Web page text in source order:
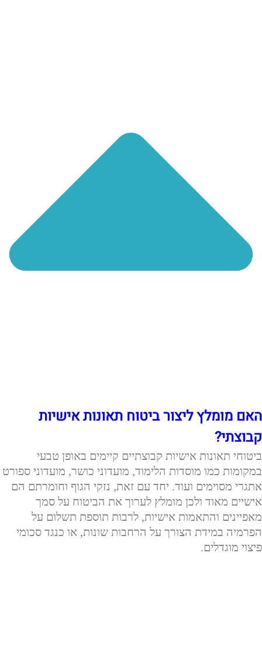
האם מומלץ ליצור ביטוח תאונות אישיות
קבוצתי?
ביטוחי תאונות אישיות קבוצתיים קיימים באופן טבעי
במקומות כמו מוסדות הלימוד, מועדוני כושר, מועדוני ספורט
אתגרי מסוימים ועוד. יחד עם זאת, נזקי הגוף וחומרתם הם
אישיים מאוד ולכן מומלץ לערוך את הביטוח על סמך
מאפיינים והתאמות אישיות, לרבות תוספת תשלום על
הפרמיה במידת הצורך על הרחבות שונות, או כנגד סכומי
פיצוי מוגדלים.